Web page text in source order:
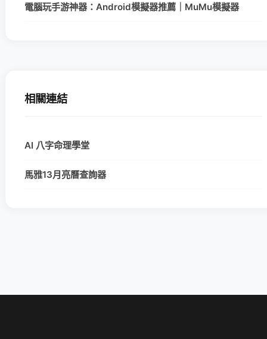
電腦玩手游神器：Android模擬器推薦｜MuMu模擬器
相關連結
AI 八字命理學堂
馬雅13月亮曆查詢器